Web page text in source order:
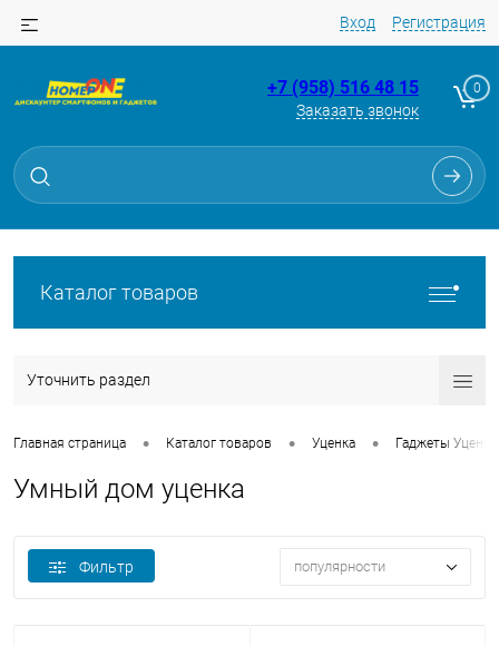
Вход Регистрация
+7 (958) 516 48 15
Заказать звонок
0
Каталог товаров
Уточнить раздел
Главная страница • Каталог товаров • Уценка • Гаджеты Уценка
Умный дом уценка
Фильтр популярности